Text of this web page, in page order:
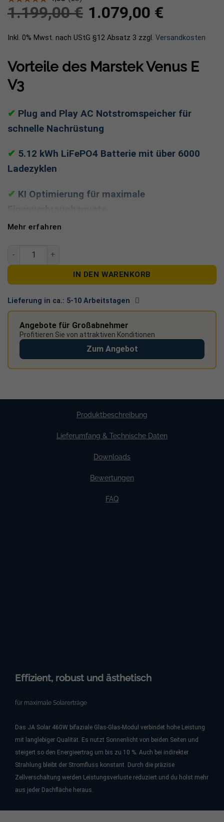
1.199,00€
Ursprünglicher
Preis
1.079,00 €
Aktueller
Preis
Inkl. 0% Mwst. nach UStG §12 Absatz 3 zzgl. Versandkosten
Vorteile des Marstek Venus E
V3
✔ Plug and Play AC Notstromspeicher für
schnelle Nachrüstung
✔ 5.12 kWh LiFePO4 Batterie mit über 6000
Ladezyklen
✔ KI Optimierung für maximale
Haushaltsverbraucher
Kompatibel mit allen PV Systemen und
Marstek Venus E V3 bietet eine kompakte, stabile und
hochwertige Lösung für IhrNotstromspeicher
starten und Ihre Anlage professionell erweitern!
Mehr erfahren
Marstek Venus E Gen 3.0 – 5,12 kWh AC-
IN DEN WARENKORB
Lieferung in ca.: 5-10 Arbeitstagen
Angebote für Großabnehmer
Profitieren Sie von attraktiven Konditionen
Zum Angebot
Produktbeschreibung
Lieferumfang & Technische Daten
Downloads
Bewertungen
FAQ
Effizient, robust und ästhetisch
für maximale Solarerträge
Das JA Solar 460W bifaziale Glas-Glas-Modul verbindet hohe Leistung
mit langlebiger Qualität. Es nutzt Sonnenlicht von beiden Seiten und
steigert so den Energieertrag um bis zu 10 %. Auch bei indirekter
Strahlung bleibt der Stromfluss konstant. Durch die präzise
Zellverschaltung werden Leistungsverluste reduziert und du holst mehr
aus jeder Dachfläche heraus.